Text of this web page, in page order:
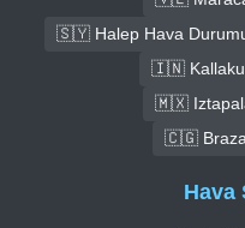
🇸🇾 Halep Hava
🇮🇳
🇲🇽
🇨🇬
Hava